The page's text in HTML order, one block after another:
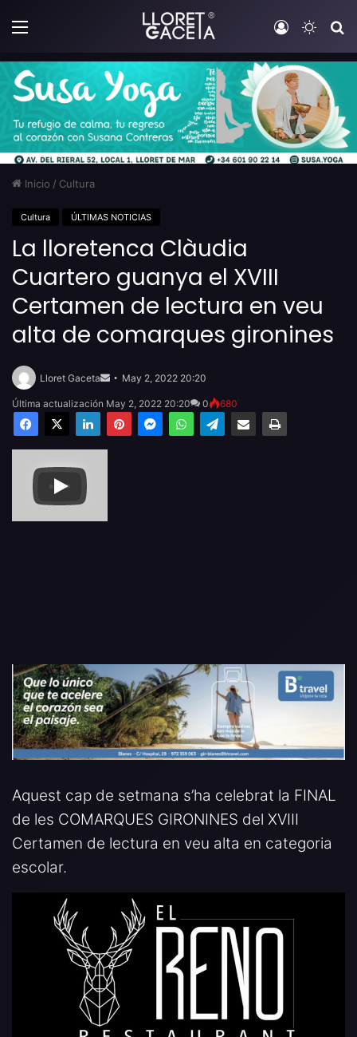
Menú Iniciar
Inicio / Cultura
Cultura ÚLTIMAS NOTICIAS
La lloretenca Clàudia
Cuartero guanya el XVIII
Certamen de lectura en veu
alta de comarques gironines
Lloret Gaceta
email
May 2, 2022 20:20
Última actualización May 2, 2022 20:20 0 680
Facebook
X LinkedInPinterestMessengerWhatsAppTelegramCompartir por email Imprimir
Aquest cap de setmana s’ha celebrat la FINAL
de les COMARQUES GIRONINES del XVIII
Certamen de lectura en veu alta en categoria
escolar.